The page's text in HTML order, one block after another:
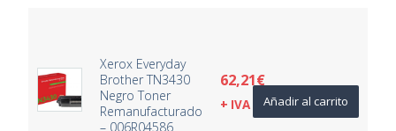
Xerox Everyday
Brother TN3430
Negro Toner
Remanufacturado
– 006R04586
62,21€
+ IVA Añadir al carrito